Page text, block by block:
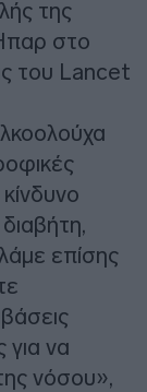
της
στο
του Lancet
επίσης
για να
νόσου»,